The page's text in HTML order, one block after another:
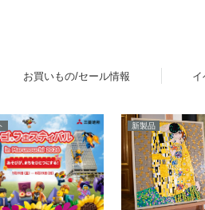
お買いもの/セール情報 イ
新製品